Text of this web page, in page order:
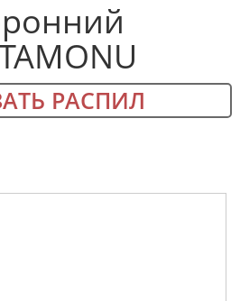
РАСПИЛ